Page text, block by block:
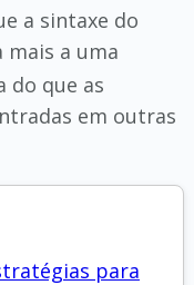
a sintaxe do
mais a uma
do que as
em outras
para